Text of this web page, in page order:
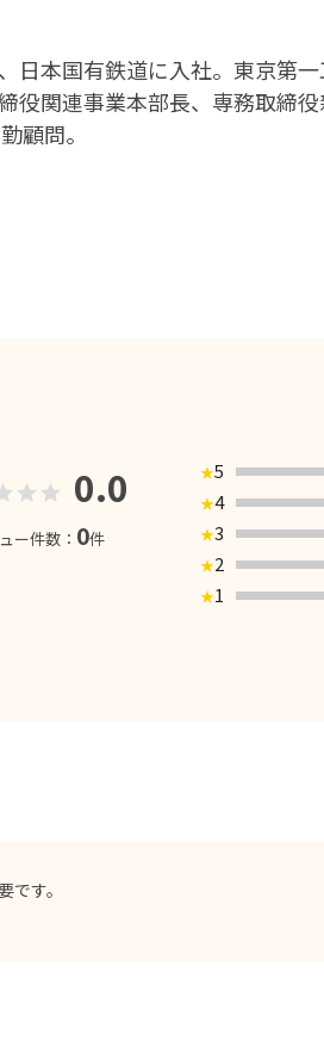
本国有鉄道に入社。東京第
役関連事業本部長、専務取締
顧問。
0.0
ー件数： 0件
★5
★4
★3
★2
★1
です。